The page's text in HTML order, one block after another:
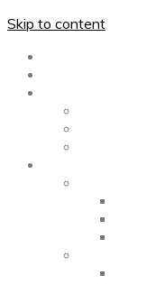
Skip to content